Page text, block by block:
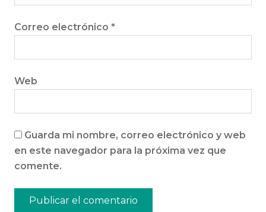
Correo electrónico *
Web
Guarda mi nombre, correo electrónico y web
en este navegador para la próxima vez que
comente.